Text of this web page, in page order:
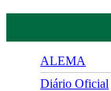
ALEMA
Diário Oficial